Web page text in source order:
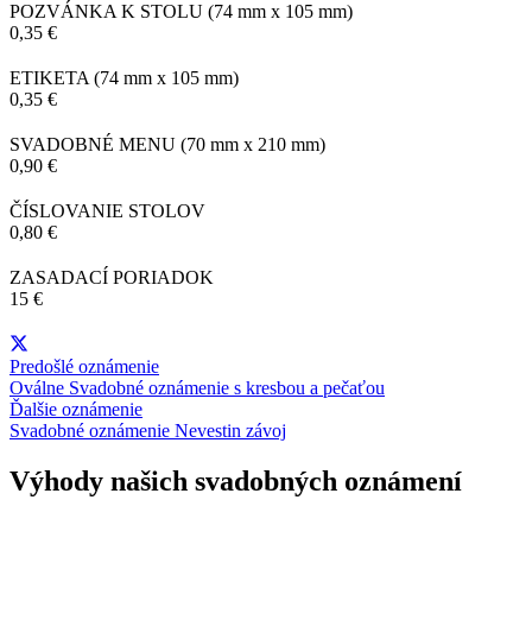
POZVÁNKA K STOLU (74 mm x 105 mm)
0,35 €
ETIKETA (74 mm x 105 mm)
0,35 €
SVADOBNÉ MENU (70 mm x 210 mm)
0,90 €
ČÍSLOVANIE STOLOV
0,80 €
ZASADACÍ PORIADOK
15 €
Predošlé oznámenie
Oválne Svadobné oznámenie s kresbou a pečaťou
Ďalšie oznámenie
Svadobné oznámenie Nevestin závoj
Výhody našich svadobných oznámení